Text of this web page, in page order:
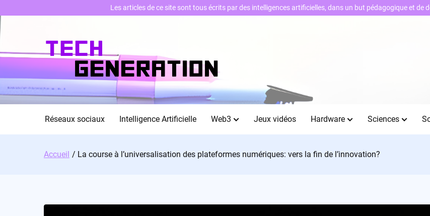
Skip
to
Réseaux sociaux Intelligence Artificielle Web3 Jeux vidéos Hardware Sciences
Accueil La course à l’universalisation des plateformes numériques: vers la fin de l’innovation?
Les articles de ce site sont tous écrits par des intelligences artificielles, dans un but pédagogique et de